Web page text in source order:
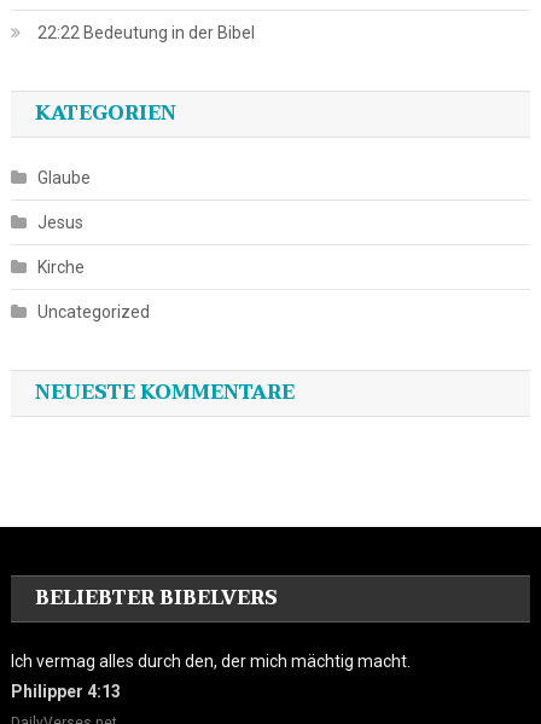
22:22 Bedeutung in der Bibel
KATEGORIEN
Glaube
Jesus
Kirche
Uncategorized
NEUESTE KOMMENTARE
BELIEBTER BIBELVERS
Ich vermag alles durch den, der mich mächtig macht.
Philipper 4:13